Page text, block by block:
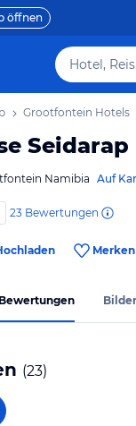
öffnen
Grootfontein Hotels
Seidarap
Namibia Auf
23 Bewertungen
Merken
Bewertungen Bilder
(23)